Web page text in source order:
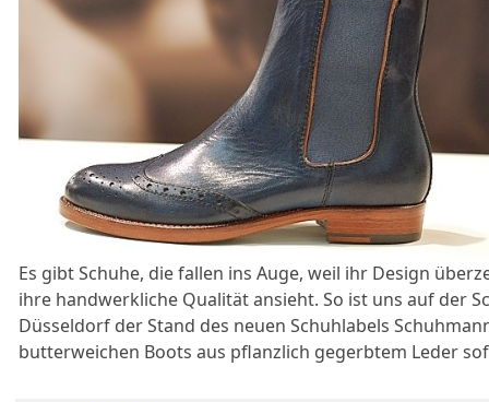
Es gibt Schuhe, die fallen ins Auge, weil ihr Design
ihre handwerkliche Qualität ansieht. So ist uns auf der
Düsseldorf der Stand des neuen Schuhlabels
butterweichen Boots aus pflanzlich gegerbtem Leder